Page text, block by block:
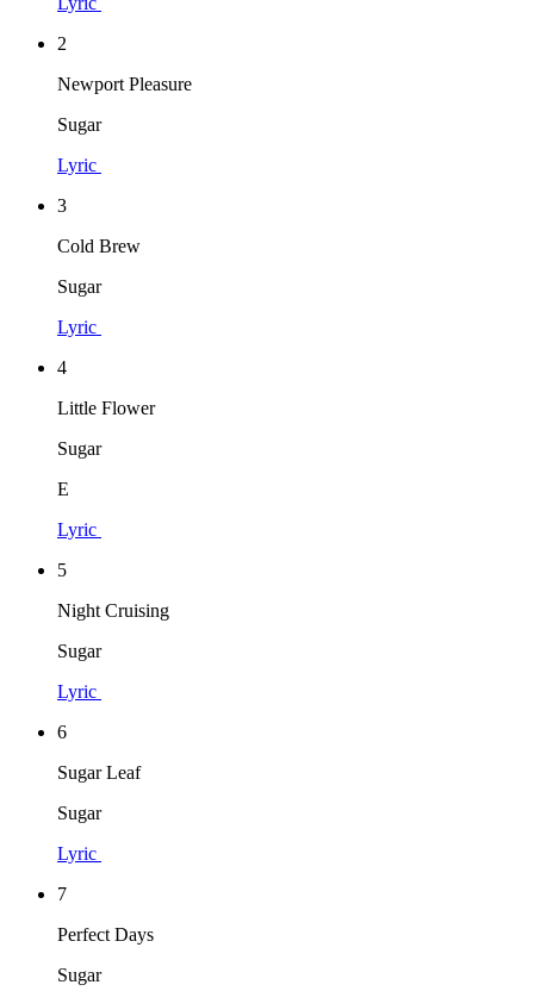
2
Newport Pleasure
Sugar
Lyric
3
Cold Brew
Sugar
Lyric
4
Little Flower
Sugar
E
Lyric
5
Night Cruising
Sugar
Lyric
6
Sugar Leaf
Sugar
Lyric
7
Perfect Days
Sugar